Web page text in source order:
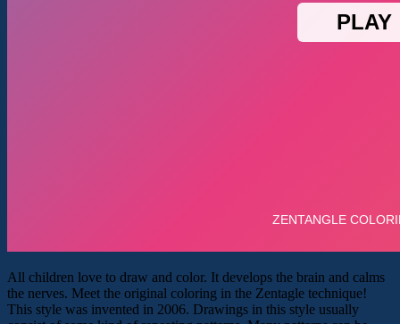
All children love to draw and color. It develops the brain and calms
the nerves. Meet the original coloring in the Zentagle technique!
This style was invented in 2006. Drawings in this style usually